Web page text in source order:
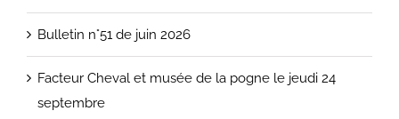
Bulletin n°51 de juin 2026
Facteur Cheval et musée de la pogne le jeudi 24
septembre